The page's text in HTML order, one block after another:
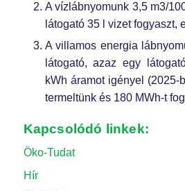
A vízlábnyomunk 3,5 m3/
látogató 35 l vizet fogyaszt,
A villamos energia
látogató, azaz egy
kWh áramot igényel (2025-
termeltünk és 180 MWh-t
Kapcsolódó linkek:
Öko-Tudat
Hír